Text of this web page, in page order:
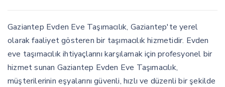
Gaziantep Evden Eve Taşımacılık, Gaziantep'te yerel
olarak faaliyet gösteren bir taşımacılık hizmetidir. Evden
eve taşımacılık ihtiyaçlarını karşılamak için profesyonel bir
hizmet sunan Gaziantep Evden Eve Taşımacılık,
müşterilerinin eşyalarını güvenli, hızlı ve düzenli bir şekilde